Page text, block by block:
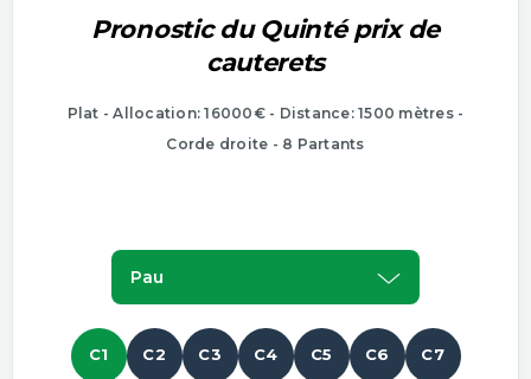
Pronostic du Quinté prix de
cauterets
Plat - Allocation: 16000€ - Distance: 1500 mètres -
Corde droite - 8 Partants
Pau
C1 C2 C3 C4 C5 C6 C7